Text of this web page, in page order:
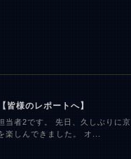
皆様のレポートへ】
当者2です。 先日、久しぶりに
楽しんできました。 オ...